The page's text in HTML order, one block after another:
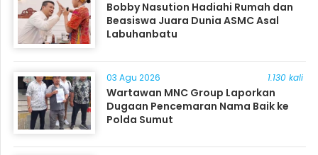
Bobby Nasution Hadiahi Rumah dan
Beasiswa Juara Dunia ASMC Asal
Labuhanbatu
03 Agu 2026 1.130 kali
Wartawan MNC Group Laporkan
Dugaan Pencemaran Nama Baik ke
Polda Sumut